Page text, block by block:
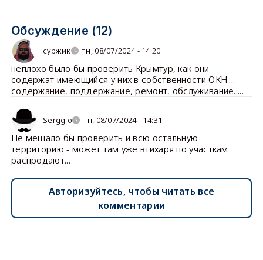
Обсуждение (12)
суржик пн, 08/07/2024 - 14:20
неплохо было бы проверить Крымтур, как они
содержат имеющийся у них в собственности ОКН....
содержание, поддержание, ремонт, обслуживание.....
Serggio пн, 08/07/2024 - 14:31
Не мешало бы проверить и всю остальную
территорию - может там уже втихаря по участкам
распродают...
Авторизуйтесь, чтобы читать все
комментарии